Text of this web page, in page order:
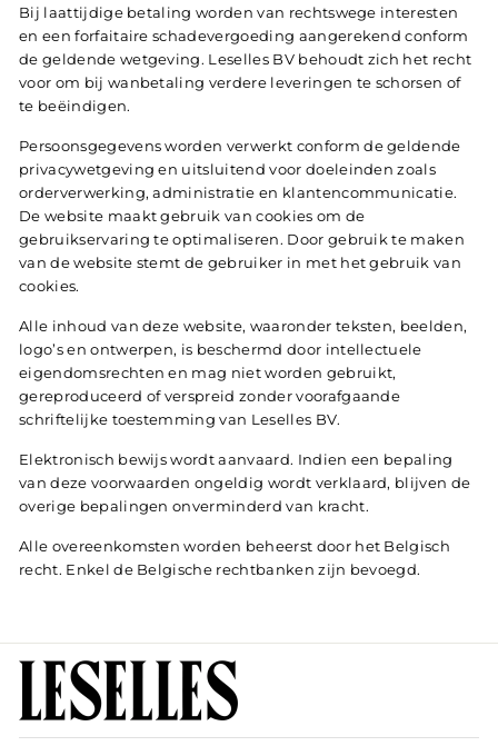
Bij laattijdige betaling worden van rechtswege interesten
en een forfaitaire schadevergoeding aangerekend conform
de geldende wetgeving. Leselles BV behoudt zich het recht
voor om bij wanbetaling verdere leveringen te schorsen of
te beëindigen.
Persoonsgegevens worden verwerkt conform de geldende
privacywetgeving en uitsluitend voor doeleinden zoals
orderverwerking, administratie en klantencommunicatie.
De website maakt gebruik van cookies om de
gebruikservaring te optimaliseren. Door gebruik te maken
van de website stemt de gebruiker in met het gebruik van
cookies.
Alle inhoud van deze website, waaronder teksten, beelden,
logo’s en ontwerpen, is beschermd door intellectuele
eigendomsrechten en mag niet worden gebruikt,
gereproduceerd of verspreid zonder voorafgaande
schriftelijke toestemming van Leselles BV.
Elektronisch bewijs wordt aanvaard. Indien een bepaling
van deze voorwaarden ongeldig wordt verklaard, blijven de
overige bepalingen onverminderd van kracht.
Alle overeenkomsten worden beheerst door het Belgisch
recht. Enkel de Belgische rechtbanken zijn bevoegd.